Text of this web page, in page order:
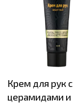
Крем для рук с
церамидами и